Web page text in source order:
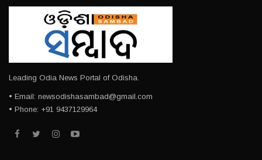
Leading Odia News Portal of Odisha.
• Email: newsodishasambad@gmail.com
• Phone: +91 9437129964